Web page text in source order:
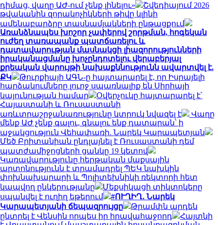
դիմաց, վաղը ԱԺ-ում չենք լինելու»
Շվեդիայում 2026
թվականին զորակոչիկների թիվը կլինի
ամենաբարձրը տասնամյակների ընթացքում
Առանձնապես խոշոր չափերով շորթման, հոգեկան
ուժեղ տառապանք պատճառելու և
դատավարության մասնակցի լիազորությունների
իրականացմանը խոչընդոտելու վերաբերյալ
քրեական վարույթի նախաքննությունն ավարտվել է.
ՔԿ
Թուրքիայի ԱԳՆ-ը հայտարարել է, որ Իսրայելի
հարձակումները լուրջ սպառնալիք են Սիրիայի
կայունության համար
Օվերչուկը հայտարարել է՝
Հայաստանի և Ռուսաստանի
առևտրաշրջանառությունը կտրուկ նվազել է
Վաղը
մենք ԱԺ չենք գալու, գնալու ենք դատարան՝ ի
աջակցություն Վեհափառի. Նարեկ Կարապետյան
Մեծ Բրիտանիան ընդլայնել է Ռուսաստանի դեմ
պատժամիջոցների ցանկը 19 կետով
Կառավարությունը հերթական մաքսային
արտոնությունն է տրամադրել ՊԵԿ նախկին
փոխնախարարի և Պոլիտեխնիկի ռեկտորի հետ
կապվող ընկերությանը
Մեքսիկացի տիկտոկերը
սպանվել է ուղիղ եթերում
#ՈՒՂԻՂ․ Նարեկ
Կարապետյանի ճեպազրույցը
Թրամփն արդեն
ընտրել է Վենսին որպես իր իրավահաջորդ
Հայտնի